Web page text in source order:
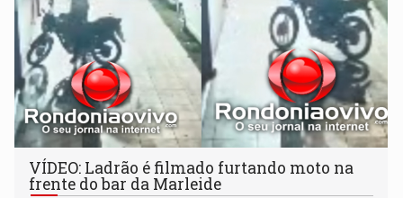
VÍDEO: Ladrão é filmado furtando moto na
frente do bar da Marleide